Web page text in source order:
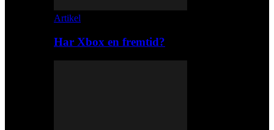
Artikel
Har Xbox en fremtid?